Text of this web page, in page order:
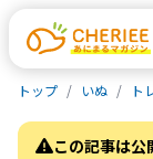
トップ いぬ ト
この記事は公